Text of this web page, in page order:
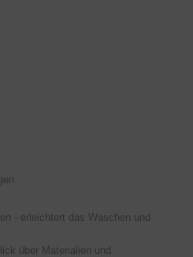
- erleichtert das Waschen und
über Materialien und